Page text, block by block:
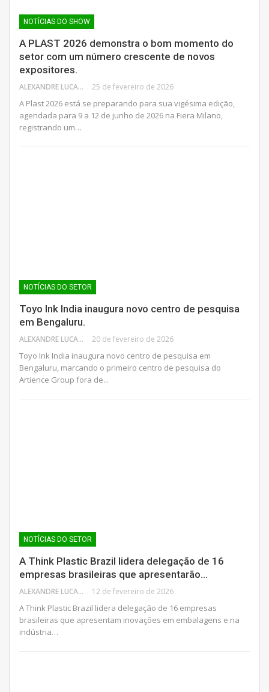
NOTÍCIAS DO SHOW
A PLAST 2026 demonstra o bom momento do
setor com um número crescente de novos
expositores.
ALEXANDRE LUCAS 25 de fevereiro de 2026
A Plast 2026 está se preparando para sua vigésima edição,
agendada para 9 a 12 de junho de 2026 na Fiera Milano,
registrando um…
NOTÍCIAS DO SETOR
Toyo Ink India inaugura novo centro de pesquisa
em Bengaluru.
ALEXANDRE LUCAS 20 de fevereiro de 2026
Toyo Ink India inaugura novo centro de pesquisa em
Bengaluru, marcando o primeiro centro de pesquisa do
Artience Group fora de...
NOTÍCIAS DO SETOR
A Think Plastic Brazil lidera delegação de 16
empresas brasileiras que apresentarão…
ALEXANDRE LUCAS 12 de fevereiro de 2026
A Think Plastic Brazil lidera delegação de 16 empresas
brasileiras que apresentam inovações em embalagens e na
indústria…